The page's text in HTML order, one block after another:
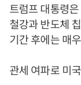
트럼프 대통령
철강과 반도체
기간 후에는 매
관세 여파로 미